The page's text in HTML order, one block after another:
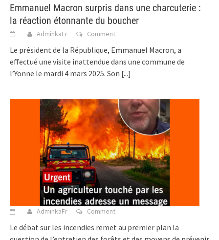
Emmanuel Macron surpris dans une charcuterie :
la réaction étonnante du boucher
AdminkaFr Comment
Le président de la République, Emmanuel Macron, a
effectué une visite inattendue dans une commune de
l’Yonne le mardi 4 mars 2025. Son [...]
AdminkaFr Comment
Le débat sur les incendies remet au premier plan la